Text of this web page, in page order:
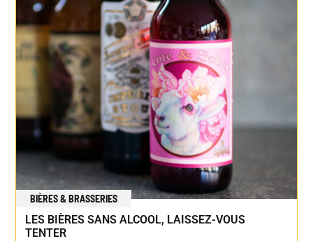
BIÈRES & BRASSERIES
LES BIÈRES SANS ALCOOL, LAISSEZ-VOUS
TENTER